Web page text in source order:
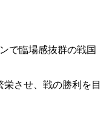
で臨場感抜群の戦国
させ、戦の勝利を目